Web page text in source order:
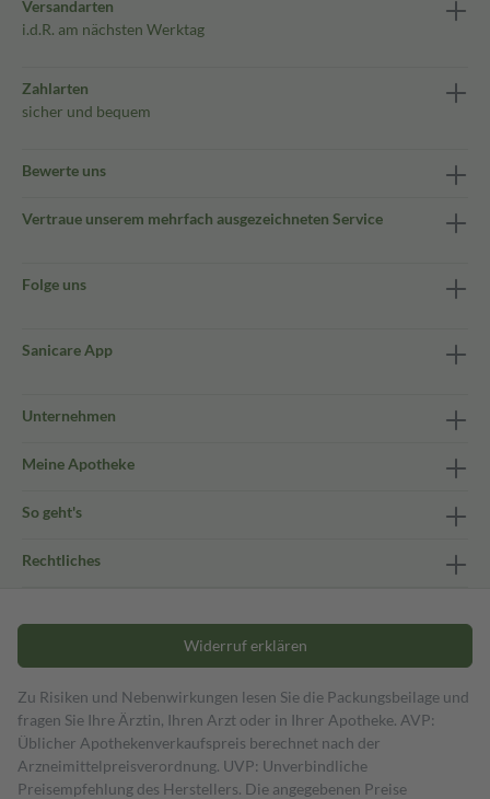
Versandarten
i.d.R. am nächsten Werktag
Zahlarten
sicher und bequem
Bewerte uns
Vertraue unserem mehrfach ausgezeichneten Service
Folge uns
Sanicare App
Unternehmen
Meine Apotheke
So geht's
Rechtliches
Widerruf erklären
Zu Risiken und Nebenwirkungen lesen Sie die Packungsbeilage und
fragen Sie Ihre Ärztin, Ihren Arzt oder in Ihrer Apotheke. AVP:
Üblicher Apothekenverkaufspreis berechnet nach der
Arzneimittelpreisverordnung. UVP: Unverbindliche
Preisempfehlung des Herstellers. Die angegebenen Preise